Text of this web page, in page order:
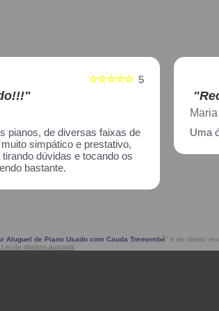
5
☆☆☆☆☆
Paião
com pianos bons, amei.
02/
Aluguel de Piano Usado com Cauda Tremembé" é de direito
de direitos autorais